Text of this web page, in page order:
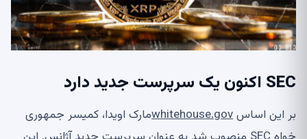
SEC اکنون یک سرپرست جدید دارد
بر این اساسwhitehouse.govمارک اویدا، کمیسر جمهوری